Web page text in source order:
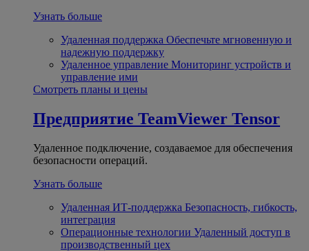
Узнать больше
Удаленная поддержка Обеспечьте мгновенную и
надежную поддержку
Удаленное управление Мониторинг устройств и
управление ими
Смотреть планы и цены
Предприятие TeamViewer Tensor
Удаленное подключение, создаваемое для обеспечения
безопасности операций.
Узнать больше
Удаленная ИТ-поддержка Безопасность, гибкость,
интеграция
Операционные технологии Удаленный доступ в
производственный цех